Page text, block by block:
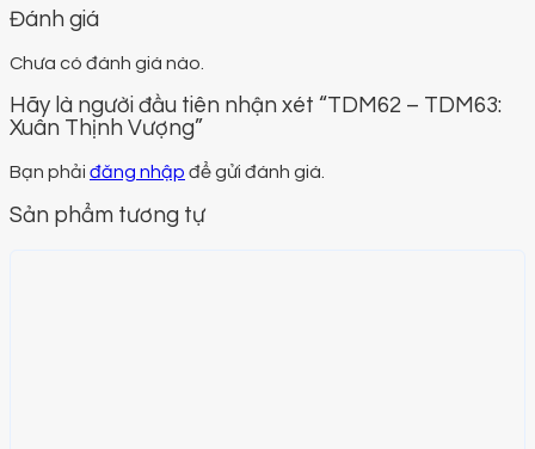
Đánh giá
Chưa có đánh giá nào.
Hãy là người đầu tiên nhận xét “TDM62 – TDM63:
Xuân Thịnh Vượng”
Bạn phải đăng nhập để gửi đánh giá.
Sản phẩm tương tự